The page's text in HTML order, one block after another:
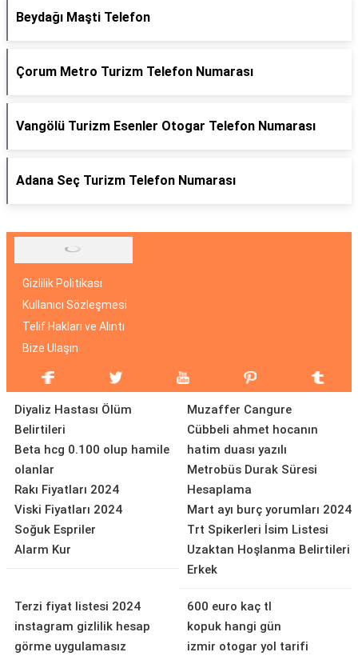
Beydağı Maşti Telefon
Çorum Metro Turizm Telefon Numarası
Vangölü Turizm Esenler Otogar Telefon Numarası
Adana Seç Turizm Telefon Numarası
Gizlilik Politikası
Kullanıcı Sözleşmesi
Telif Hakları ve Alıntı
Bize Ulaşın
Diyaliz Hastası Ölüm
Belirtileri
Beta hcg 0.100 olup hamile
olanlar
Rakı Fiyatları 2024
Viski Fiyatları 2024
Soğuk Espriler
Alarm Kur
Muzaffer Cangure
Cübbeli ahmet hocanın
hatim duası yazılı
Metrobüs Durak Süresi
Hesaplama
Mart ayı burç yorumları 2024
Trt Spikerleri İsim Listesi
Uzaktan Hoşlanma Belirtileri
Erkek
Terzi fiyat listesi 2024
instagram gizlilik hesap
görme uygulamasız
600 euro kaç tl
kopuk hangi gün
izmir otogar yol tarifi